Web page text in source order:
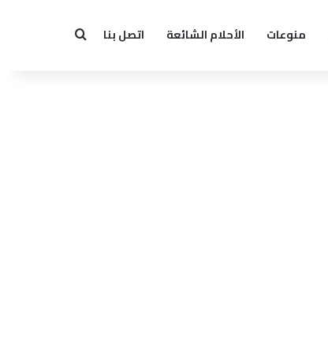
منوعات الأحلام الشائعة اتصل بنا بحث عن